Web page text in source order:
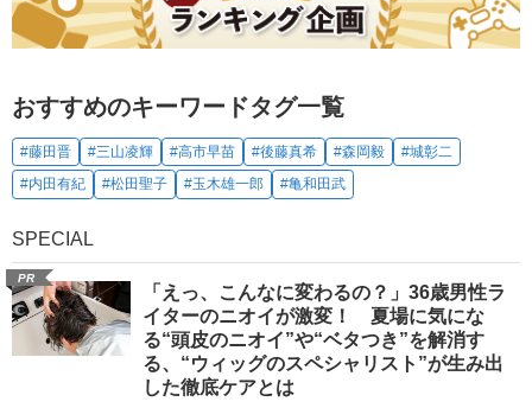
おすすめのキーワードタグ一覧
#藤田晋 #三山凌輝 #高市早苗 #後藤真希 #森岡毅
#城彰二
#内田有紀
#松田聖子 #玉木雄一郎 #亀和田武
SPECIAL
PR
「えっ、こんなに変わるの？」36歳男性ラ
イターのニオイが激変！ 夏場に気にな
る“頭皮のニオイ”や“ベタつき”を解消す
る、“ウィッグのスペシャリスト”が生み出
した徹底ケアとは